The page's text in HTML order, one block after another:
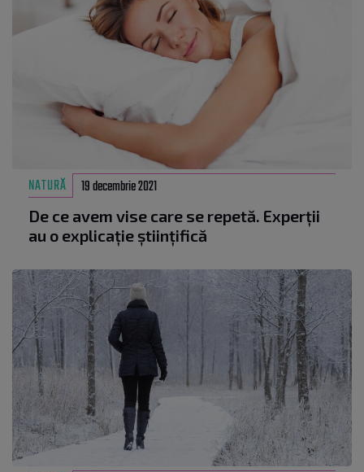
NATURĂ 19 decembrie 2021
De ce avem vise care se repetă. Experții
au o explicație științifică